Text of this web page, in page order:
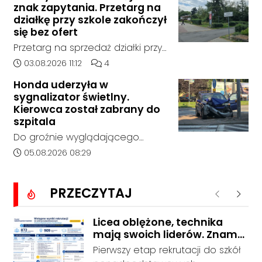
tego momentu nie nawiązał
kontaktu z rodziną.
sobotę, 1 sierpnia, na terenie
kompleksu leśnego w powiecie
raciborskim, w województwie
śląskim.
znak zapytania. Przetarg na
działkę przy szkole zakończył
się bez ofert
Przetarg na sprzedaż działki przy
Zespole Szkół Technicznych i
Kędzierzynie-Koźlu zakończył się
bez rozstrzygnięcia. Mimo
wcześniejszego zainteresowania
terenem ze strony sieci Dino, do
postępowania nie zgłosił się
żaden oferent.
Data dodania artykułu:
03.08.2026 11:12 Liczba komentarzy artykułu:
4
Honda uderzyła w
sygnalizator świetlny.
Kierowca został zabrany do
szpitala
Do groźnie wyglądającego
zdarzenia drogowego doszło w
godziny 6:30 kierujący
samochodem marki Honda
zjechał z drogi i uderzył w
sygnalizator świetlny.
Data dodania artykułu:
05.08.2026 08:29
PRZECZYTAJ Poprzednie
Licea oblężone, technika
mają swoich liderów. Znamy
wstępne wyniki rekrutacji do
Pierwszy etap rekrutacji do szkół